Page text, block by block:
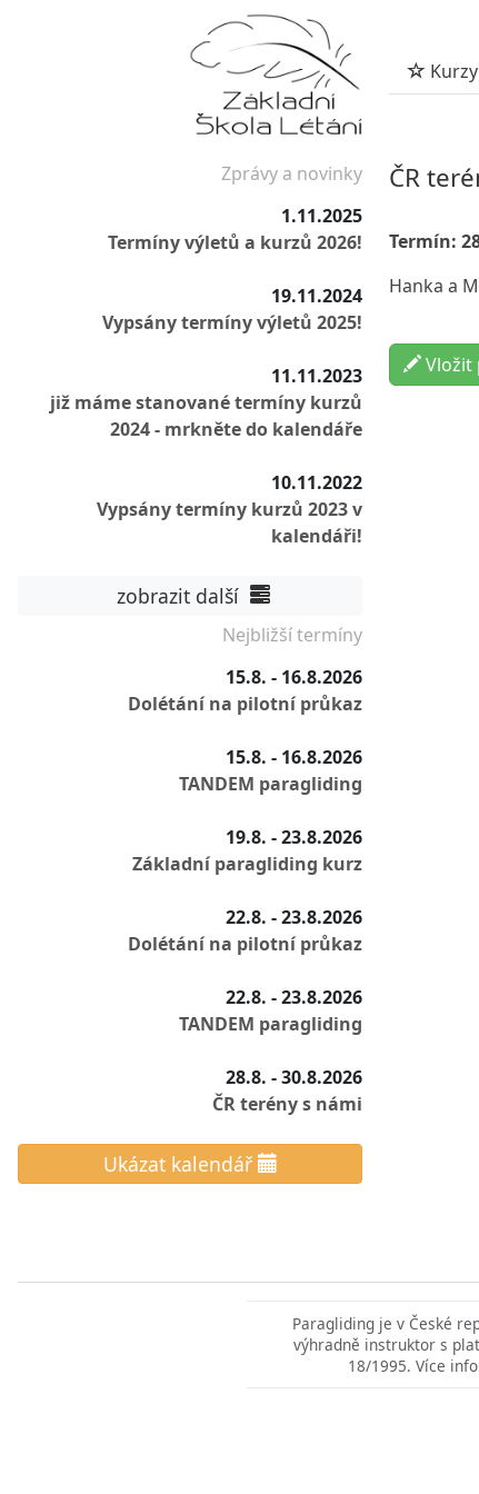
Kurzy
Zprávy a novinky
1.11.2025
Termíny výletů a kurzů 2026!
19.11.2024
Vypsány termíny výletů 2025!
11.11.2023
již máme stanované termíny kurzů
2024 - mrkněte do kalendáře
10.11.2022
Vypsány termíny kurzů 2023 v
kalendáři!
zobrazit další
Nejbližší termíny
15.8. - 16.8.2026
Dolétání na pilotní průkaz
15.8. - 16.8.2026
TANDEM paragliding
19.8. - 23.8.2026
Základní paragliding kurz
22.8. - 23.8.2026
Dolétání na pilotní průkaz
22.8. - 23.8.2026
TANDEM paragliding
28.8. - 30.8.2026
ČR terény s námi
Ukázat kalendář
ČR
Termín:
Hanka a
Vložit
Paragliding je v České
výhradně instruktor s
18/1995. Více